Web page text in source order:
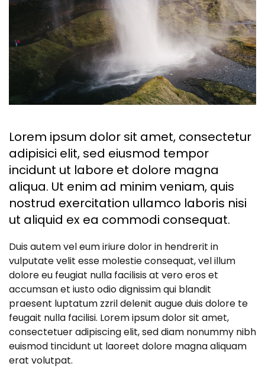
Lorem ipsum dolor sit amet, consectetur
adipisici elit, sed eiusmod tempor
incidunt ut labore et dolore magna
aliqua. Ut enim ad minim veniam, quis
nostrud exercitation ullamco laboris nisi
ut aliquid ex ea commodi consequat.
Duis autem vel eum iriure dolor in hendrerit in
vulputate velit esse molestie consequat, vel illum
dolore eu feugiat nulla facilisis at vero eros et
accumsan et iusto odio dignissim qui blandit
praesent luptatum zzril delenit augue duis dolore te
feugait nulla facilisi. Lorem ipsum dolor sit amet,
consectetuer adipiscing elit, sed diam nonummy nibh
euismod tincidunt ut laoreet dolore magna aliquam
erat volutpat.